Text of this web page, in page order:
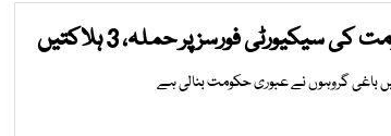
فورسز پر حملہ، 3 ہلاکتیں
باغی گروہوں نے عبوری حکومت بنالی ہے